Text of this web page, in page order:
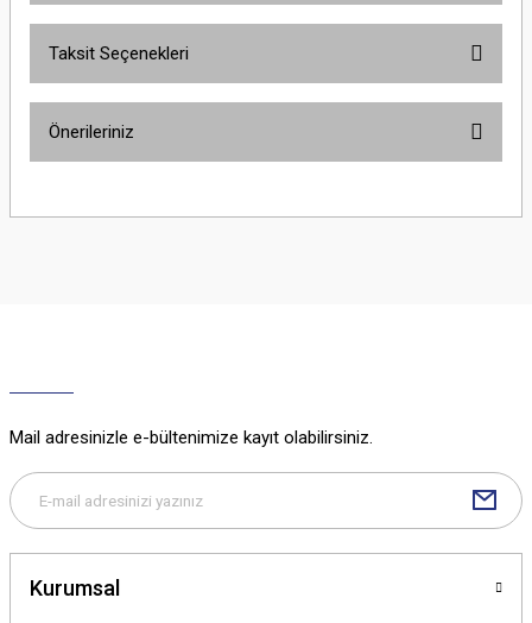
Taksit Seçenekleri
Önerileriniz
yetersiz gördüğünüz noktaları öneri formunu kullanarak tarafımıza
Bu ürüne benzer farklı alternatifler olmalı.
Mail adresinizle e-bültenimize kayıt olabilirsiniz.
Kurumsal